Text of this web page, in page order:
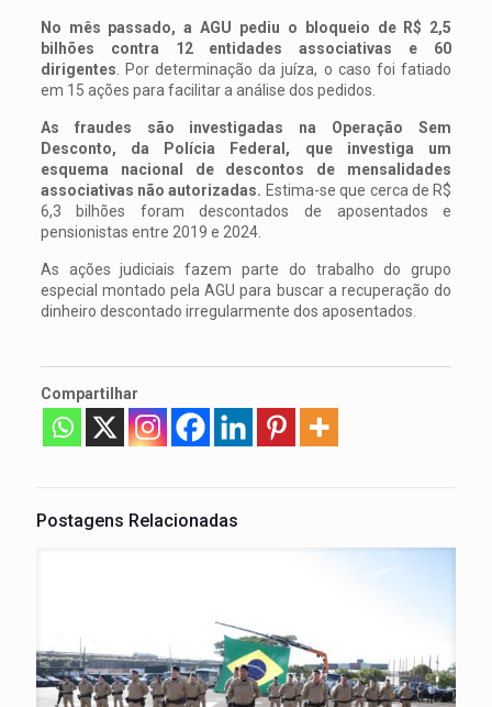
No mês passado, a AGU pediu o bloqueio de R$ 2,5
bilhões contra 12 entidades associativas e 60
dirigentes . Por determinação da juíza, o caso foi fatiado
em 15 ações para facilitar a análise dos pedidos.
As fraudes são investigadas na Operação Sem
Desconto, da Polícia Federal, que investiga um
esquema nacional de descontos de mensalidades
associativas não autorizadas. Estima-se que cerca de R$
6,3 bilhões foram descontados de aposentados e
pensionistas entre 2019 e 2024.
As ações judiciais fazem parte do trabalho do grupo
especial montado pela AGU para buscar a recuperação do
dinheiro descontado irregularmente dos aposentados.
Compartilhar
Postagens Relacionadas